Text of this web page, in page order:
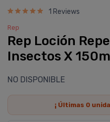
1 Reviews
Rep
Rep Loción
Insectos X
NO DISPONIBLE
¡ Últimas 0